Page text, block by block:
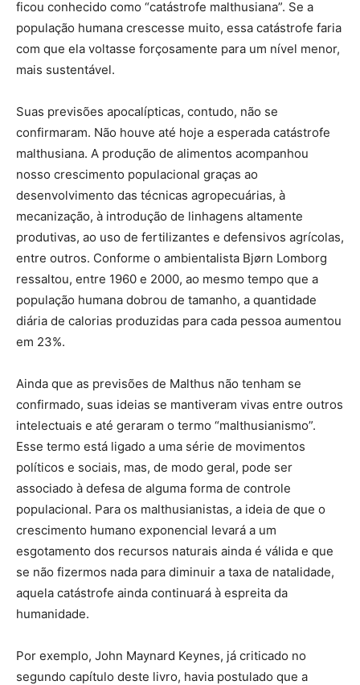
ficou conhecido como “catástrofe malthusiana”. Se a
população humana crescesse muito, essa catástrofe faria
com que ela voltasse forçosamente para um nível menor,
mais sustentável.
Suas previsões apocalípticas, contudo, não se
confirmaram. Não houve até hoje a esperada catástrofe
malthusiana. A produção de alimentos acompanhou
nosso crescimento populacional graças ao
desenvolvimento das técnicas agropecuárias, à
mecanização, à introdução de linhagens altamente
produtivas, ao uso de fertilizantes e defensivos agrícolas,
entre outros. Conforme o ambientalista Bjørn Lomborg
ressaltou, entre 1960 e 2000, ao mesmo tempo que a
população humana dobrou de tamanho, a quantidade
diária de calorias produzidas para cada pessoa aumentou
em 23%.
Ainda que as previsões de Malthus não tenham se
confirmado, suas ideias se mantiveram vivas entre outros
intelectuais e até geraram o termo “malthusianismo”.
Esse termo está ligado a uma série de movimentos
políticos e sociais, mas, de modo geral, pode ser
associado à defesa de alguma forma de controle
populacional. Para os malthusianistas, a ideia de que o
crescimento humano exponencial levará a um
esgotamento dos recursos naturais ainda é válida e que
se não fizermos nada para diminuir a taxa de natalidade,
aquela catástrofe ainda continuará à espreita da
humanidade.
Por exemplo, John Maynard Keynes, já criticado no
segundo capítulo deste livro, havia postulado que a